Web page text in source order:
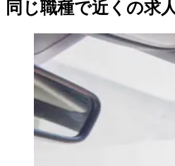
同じ職種で近くの求